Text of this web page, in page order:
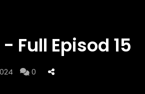
Full Episod 15
0